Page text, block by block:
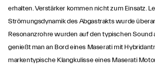
erhalten. Verstärker kommen nicht zum Einsatz.
Strömungsdynamik des Abgastrakts wurde
Resonanzrohre wurden auf den typischen Sound
genießt man an Bord eines Maserati mit
markentypische Klangkulisse eines Maserati